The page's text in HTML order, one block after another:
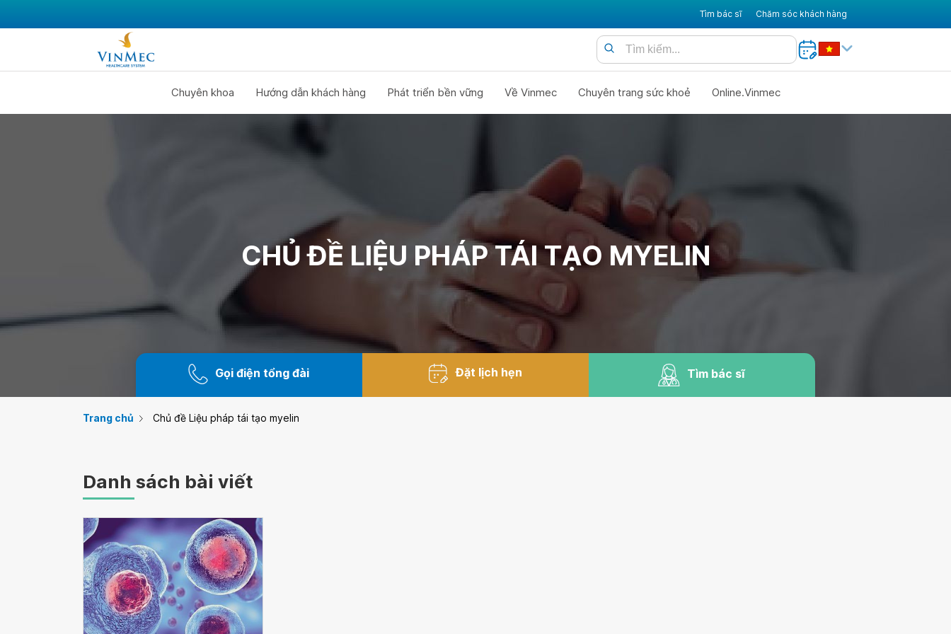
Tìm bác sĩ Chăm sóc khách hàng
Chuyên khoa Hướng dẫn khách hàng Phát triển bền vững Về Vinmec Chuyên trang sức khoẻ Online.Vinmec
CHỦ ĐỀ LIỆU PHÁP TÁI TẠO MYELIN
Gọi điện tổng đài Đặt lịch hẹn Tìm bác sĩ
Trang chủ Chủ đề Liệu pháp tái tạo myelin
Danh sách bài viết